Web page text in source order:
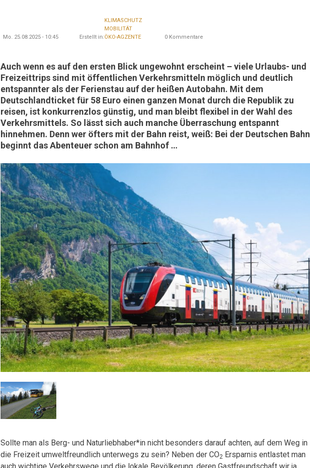
Mo. 25.08.2025 - 10:45 Erstellt in:
KLIMASCHUTZ
MOBILITÄT
ÖKO-AGZENTE
0 Kommentare
Auch wenn es auf den ersten Blick ungewohnt erscheint – viele Urlaubs- und
Freizeittrips sind mit öffentlichen Verkehrsmitteln möglich und deutlich
entspannter als der Ferienstau auf der heißen Autobahn. Mit dem
Deutschlandticket für 58 Euro einen ganzen Monat durch die Republik zu
reisen, ist konkurrenzlos günstig, und man bleibt flexibel in der Wahl des
Verkehrsmittels. So lässt sich auch manche Überraschung entspannt
hinnehmen. Denn wer öfters mit der Bahn reist, weiß: Bei der Deutschen Bahn
beginnt das Abenteuer schon am Bahnhof …
Sollte man als Berg- und Naturliebhaber*in nicht besonders darauf achten, auf dem Weg in
die Freizeit umweltfreundlich unterwegs zu sein? Neben der CO2 Ersparnis entlastet man
auch wichtige Verkehrswege und die lokale Bevölkerung, deren Gastfreundschaft wir ja